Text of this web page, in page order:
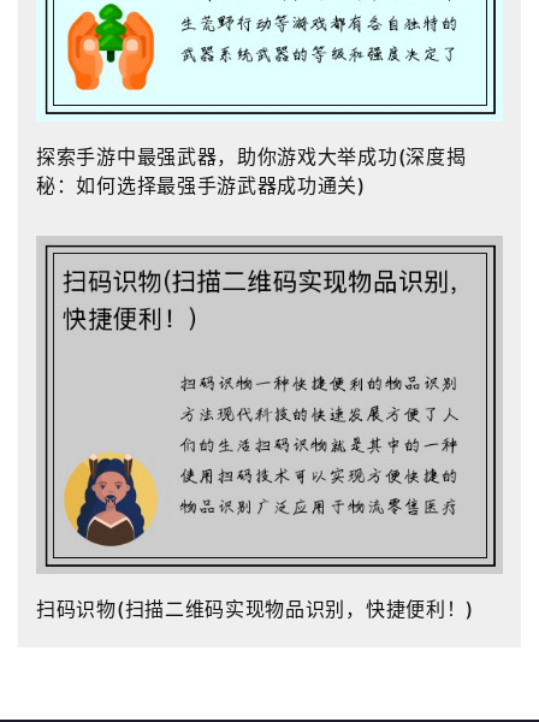
探索手游中最强武器，助你游戏大举成功(深度揭
秘：如何选择最强手游武器成功通关)
扫码识物(扫描二维码实现物品识别，快捷便利！)